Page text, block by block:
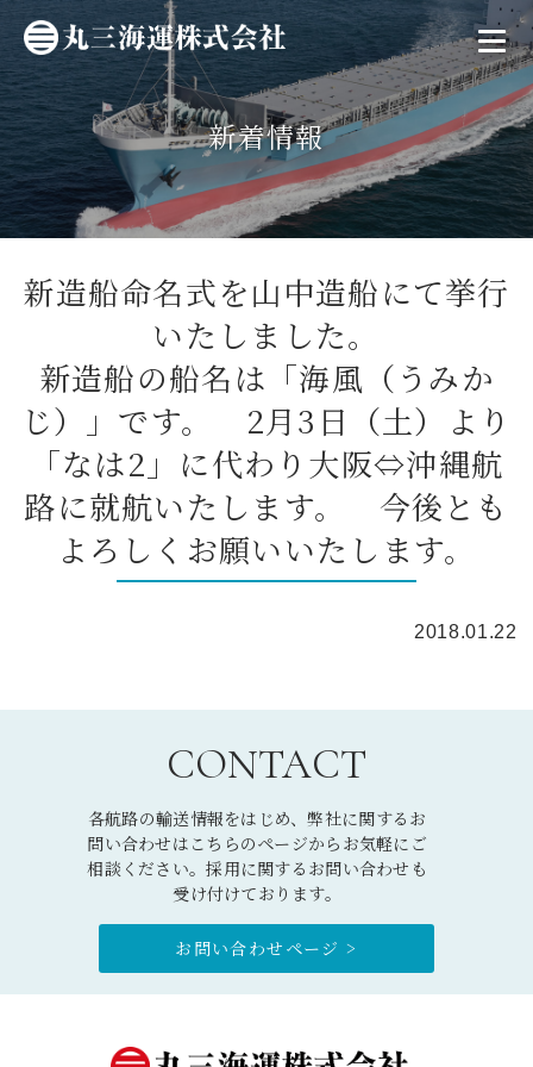
新着情報
新造船命名式を山中造船にて挙行
いたしました。
新造船の船名は「海風（うみか
じ）」です。 2月3日（土）より
「なは2」に代わり大阪⇔沖縄航
路に就航いたします。 今後とも
よろしくお願いいたします。
2018.01.22
CONTACT
各航路の輸送情報をはじめ、弊社に関するお
問い合わせはこちらのページからお気軽にご
相談ください。採用に関するお問い合わせも
受け付けております。
お問い合わせページ >